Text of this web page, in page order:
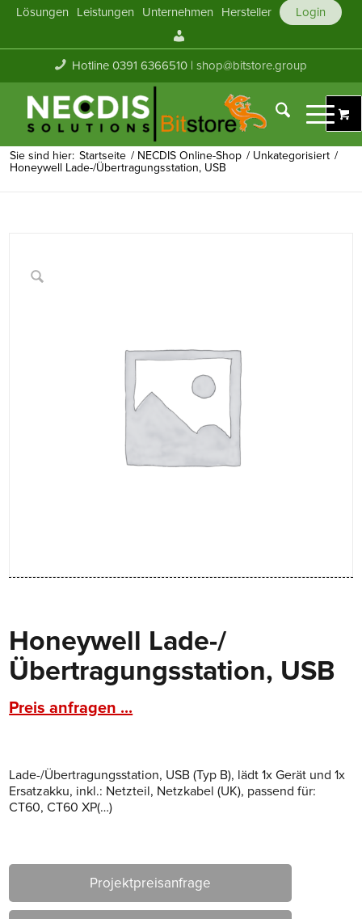
Lösungen Leistungen Unternehmen Hersteller
Login
Konto
Hotline 0391 6366510 |shop@bitstore.group
Sie sind hier: Startseite / NECDIS Online-Shop / Unkategorisiert /
Honeywell Lade-/Übertragungsstation, USB
Honeywell Lade-/
Übertragungsstation, USB
Preis anfragen ...
Lade-/Übertragungsstation, USB (Typ B), lädt 1x Gerät und 1x
Ersatzakku, inkl.: Netzteil, Netzkabel (UK), passend für:
CT60, CT60 XP(…)
Projektpreisanfrage